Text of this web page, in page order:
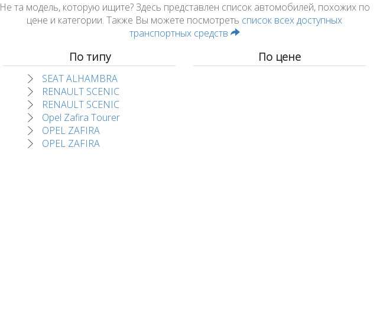
Не та модель, которую ищите? Здесь представлен список автомобилей, похожих по
цене и категории. Также Вы можете посмотреть список всех доступных
транспортных средств
По типу
SEAT ALHAMBRA
RENAULT SCENIC
RENAULT SCENIC
Opel Zafira Tourer
OPEL ZAFIRA
OPEL ZAFIRA
По цене